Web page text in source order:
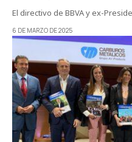
El directivo de BBVA y ex-
6 DE MARZO DE 2025